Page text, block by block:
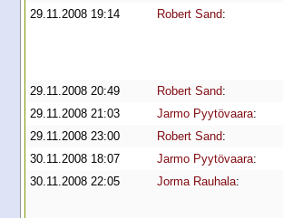
29.11.2008 19:14
Robert Sand:
29.11.2008 20:49
Robert Sand:
29.11.2008 21:03
Jarmo Pyytövaara:
29.11.2008 23:00
Robert Sand:
30.11.2008 18:07
Jarmo Pyytövaara:
30.11.2008 22:05
Jorma Rauhala: